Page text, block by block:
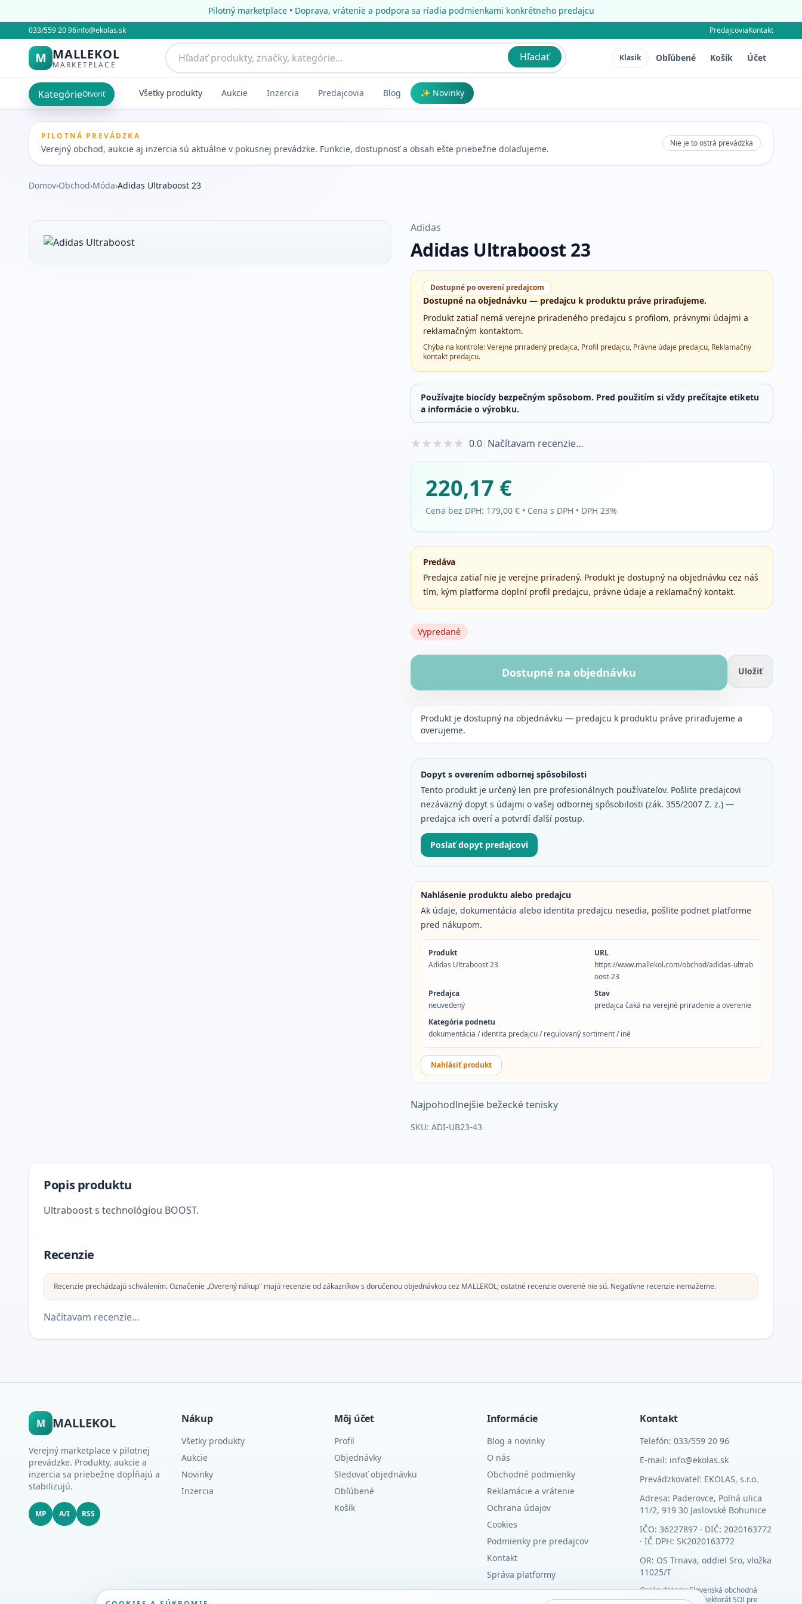
Pilotný marketplace • Doprava, vrátenie a podpora sa riadia podmienkami konkrétneho predajcu
033/559 20 96info@ekolas.sk PredajcoviaKontakt
M MALLEKOL
MARKETPLACE
Hľadať Klasik Obľúbené Košík Účet
KategórieOtvoriť Všetky produkty Aukcie Inzercia Predajcovia Blog ✨ Novinky
PILOTNÁ PREVÁDZKA
Verejný obchod, aukcie aj inzercia sú aktuálne v pokusnej prevádzke. Funkcie, dostupnosť a obsah ešte priebežne dolaďujeme.
Nie je to ostrá prevádzka
Domov›Obchod›Móda›Adidas Ultraboost 23
Adidas
Adidas Ultraboost 23
Dostupné po overení predajcom
Dostupné na objednávku — predajcu k produktu práve priraďujeme.
Produkt zatiaľ nemá verejne priradeného predajcu s profilom, právnymi údajmi a
reklamačným kontaktom.
Chýba na kontrole:Verejne priradený predajca, Profil predajcu, Právne údaje predajcu, Reklamačný
kontakt predajcu.
Používajte biocídy bezpečným spôsobom. Pred použitím si vždy prečítajte etiketu
a informácie o výrobku.
★★★★★ 0.0| Načítavam recenzie…
220,17 €
Cena bez DPH: 179,00 € • Cena s DPH • DPH 23%
Predáva
Predajca zatiaľ nie je verejne priradený. Produkt je dostupný na objednávku cez náš
tím, kým platforma doplní profil predajcu, právne údaje a reklamačný kontakt.
Vypredané
Dostupné na objednávku Uložiť
Produkt je dostupný na objednávku — predajcu k produktu práve priraďujeme a
overujeme.
Dopyt s overením odbornej spôsobilosti
Tento produkt je určený len pre profesionálnych používateľov. Pošlite predajcovi
nezáväzný dopyt s údajmi o vašej odbornej spôsobilosti (zák. 355/2007 Z. z.) —
predajca ich overí a potvrdí ďalší postup.
Poslať dopyt predajcovi
Nahlásenie produktu alebo predajcu
Ak údaje, dokumentácia alebo identita predajcu nesedia, pošlite podnet platforme
pred nákupom.
Produkt
Adidas Ultraboost 23
URL
https://www.mallekol.com/obchod/adidas-ultrab
oost-23
Predajca
neuvedený
Stav
predajca čaká na verejné priradenie a overenie
Kategória podnetu
dokumentácia / identita predajcu / regulovaný sortiment / iné
Nahlásiť produkt
Najpohodlnejšie bežecké tenisky
SKU: ADI-UB23-43
Popis produktu
Ultraboost s technológiou BOOST.
Recenzie
Recenzie prechádzajú schválením. Označenie „Overený nákup" majú recenzie od zákazníkov s doručenou objednávkou cez MALLEKOL; ostatné recenzie overené nie sú. Negatívne recenzie nemažeme.
Načítavam recenzie…
M MALLEKOL
Verejný marketplace v pilotnej
prevádzke. Produkty, aukcie a
inzercia sa priebežne dopĺňajú a
stabilizujú.
MP A/I RSS
Nákup
Všetky produkty
Aukcie
Novinky
Inzercia
Môj účet
Profil
Objednávky
Sledovať objednávku
Obľúbené
Košík
Informácie
Blog a novinky
O nás
Obchodné podmienky
Reklamácie a vrátenie
Ochrana údajov
Cookies
Podmienky pre predajcov
Kontakt
Správa platformy
Kontakt
Telefón: 033/559 20 96
E-mail: info@ekolas.sk
Prevádzkovateľ: EKOLAS, s.r.o.
Adresa: Paderovce, Poľná ulica
11/2, 919 30 Jaslovské Bohunice
IČO: 36227897 · DIČ: 2020163772
· IČ DPH: SK2020163772
OR: OS Trnava, oddiel Sro, vložka
11025/T
Orgán dozoru: Slovenská obchodná
inšpekcia (SOI), Inšpektorát SOI pre